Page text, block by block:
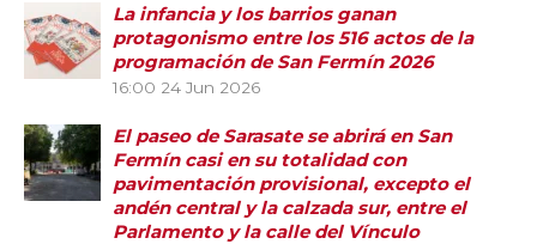
La infancia y los barrios ganan
protagonismo entre los 516 actos de la
programación de San Fermín 2026
16:00 24 Jun 2026
El paseo de Sarasate se abrirá en San
Fermín casi en su totalidad con
pavimentación provisional, excepto el
andén central y la calzada sur, entre el
Parlamento y la calle del Vínculo